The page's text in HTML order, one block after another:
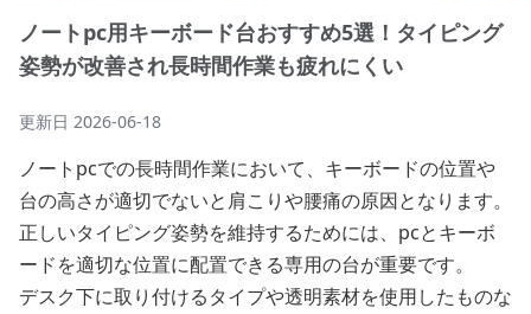
ノートpc用キーボード台おすすめ5選！タイピング
姿勢が改善され長時間作業も疲れにくい
更新日 2026-06-18
ノートpcでの長時間作業において、キーボードの位置や
台の高さが適切でないと肩こりや腰痛の原因となります。
正しいタイピング姿勢を維持するためには、pcとキーボ
ードを適切な位置に配置できる専用の台が重要です。
デスク下に取り付けるタイプや透明素材を使用したものな